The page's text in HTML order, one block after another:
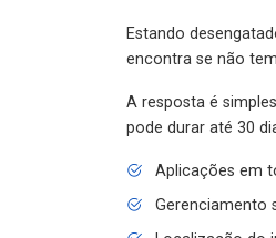
Estando
encontra se não
A resposta é
pode durar até 30
Aplicações em
Gerenciamento
Localização do